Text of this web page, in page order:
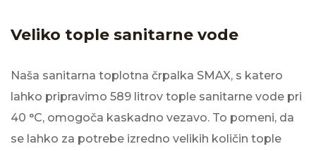
Veliko tople sanitarne vode
Naša sanitarna toplotna črpalka SMAX, s katero
lahko pripravimo 589 litrov tople sanitarne vode pri
40 °C, omogoča kaskadno vezavo. To pomeni, da
se lahko za potrebe izredno velikih količin tople